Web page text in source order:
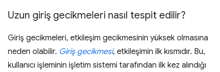
Uzun giriş gecikmeleri nasıl tespit edilir?
Giriş gecikmeleri, etkileşim gecikmesinin yüksek olmasına
neden olabilir. Giriş gecikmesi, etkileşimin ilk kısmıdır. Bu,
kullanıcı işleminin işletim sistemi tarafından ilk kez alındığı